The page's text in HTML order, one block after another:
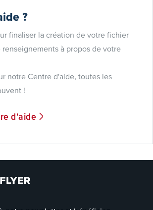
?
finaliser la création de votre fichier
à propos de votre
notre Centre d'aide, toutes les
!
d'aide